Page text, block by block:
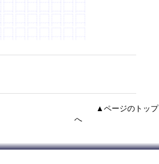
▲ページのトップ
へ